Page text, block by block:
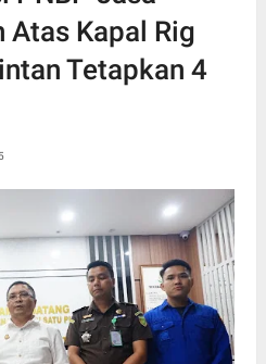
Atas Kapal Rig
Tetapkan 4